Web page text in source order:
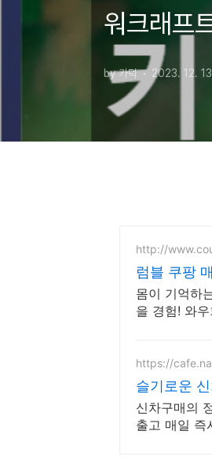
워크래프
by 카덕 2023. 12.
http://
럼블 쿠팡
몸이 기억하
을 경험! 와
https://
슬기로운
신차구매의
출고 매일 즉